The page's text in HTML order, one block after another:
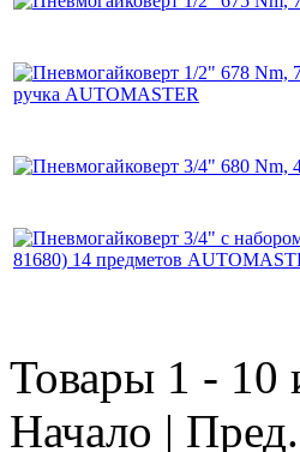
Товары 1 - 10
Начало |